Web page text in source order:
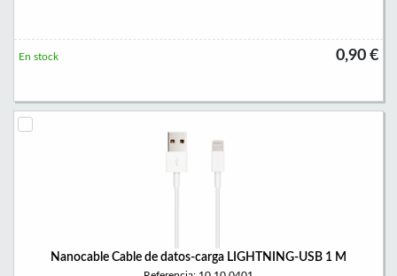
0,90 €
En stock
Nanocable Cable de datos-carga LIGHTNING-USB 1 M